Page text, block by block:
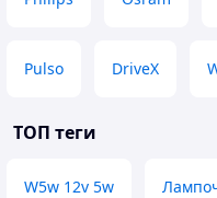
Pulso DriveX
ТОП теги
W5w 12v 5w